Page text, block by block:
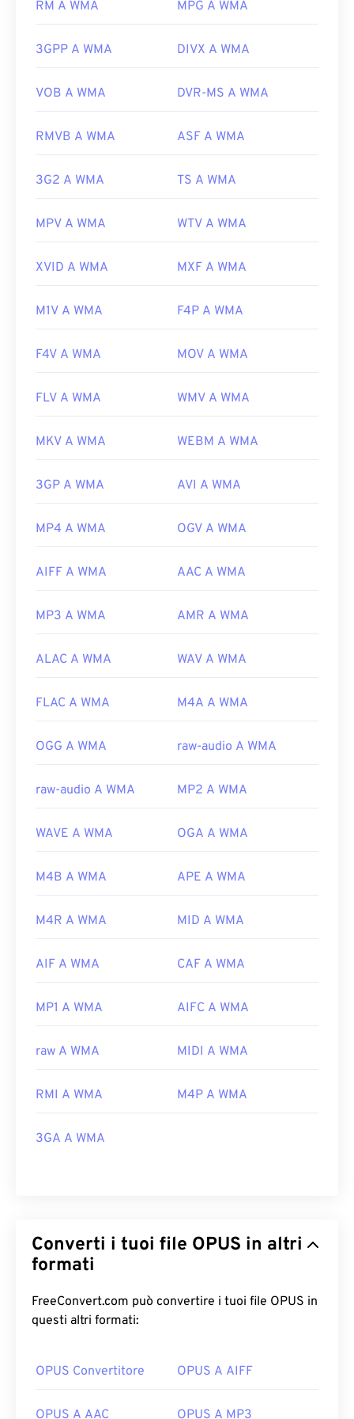
Altri programmi che possono aprire i file WMA
dispositivi mobili, prova
OverDrive Media Console
Android eWindows Phone/Windows 10 Mobile
Versione iniziale:
https://docs.microsoft.com/en-
codecs
RM A WMA MPG A WMA
3GPP A WMA DIVX A WMA
VOB A WMA DVR-MS A WMA
RMVB A WMA ASF A WMA
3G2 A WMA TS A WMA
MPV A WMA WTV A WMA
XVID A WMA MXF A WMA
M1V A WMA F4P A WMA
F4V A WMA MOV A WMA
FLV A WMA WMV A WMA
MKV A WMA WEBM A WMA
3GP A WMA AVI A WMA
MP4 A WMA OGV A WMA
AIFF A WMA AAC A WMA
MP3 A WMA AMR A WMA
ALAC A WMA WAV A WMA
FLAC A WMA M4A A WMA
OGG A WMA raw-audio A WMA
raw-audio A WMA MP2 A WMA
WAVE A WMA OGA A WMA
M4B A WMA APE A WMA
M4R A WMA MID A WMA
AIF A WMA CAF A WMA
MP1 A WMA AIFC A WMA
raw A WMA MIDI A WMA
RMI A WMA M4P A WMA
3GA A WMA
Converti i tuoi file OPUS in altri
formati
FreeConvert.com può convertire i tuoi file OPUS in
questi altri formati:
OPUS Convertitore OPUS A AIFF
OPUS A AAC OPUS A MP3